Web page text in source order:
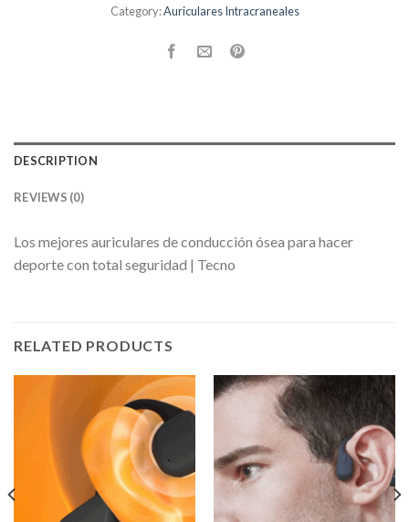
Category:Auriculares Intracraneales
DESCRIPTION
REVIEWS (0)
Los mejores auriculares de conducción ósea para hacer
deporte con total seguridad | Tecno
RELATED PRODUCTS